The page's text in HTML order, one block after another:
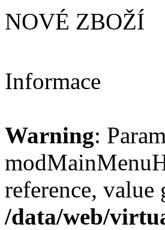
NOVÉ ZBOŽÍ
Informace
Warning:
reference, value
/data/web/